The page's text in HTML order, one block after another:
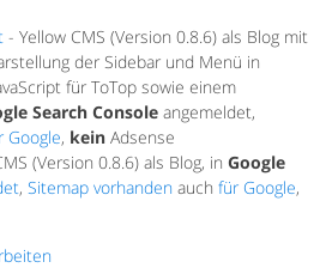
- Yellow CMS (Version 0.8.6) als Blog mit
der Sidebar und Menü in
für ToTop sowie einem
Search Console angemeldet,
Google, kein Adsense
(Version 0.8.6) als Blog, inGoogle
,Sitemap vorhanden auchfür Google,